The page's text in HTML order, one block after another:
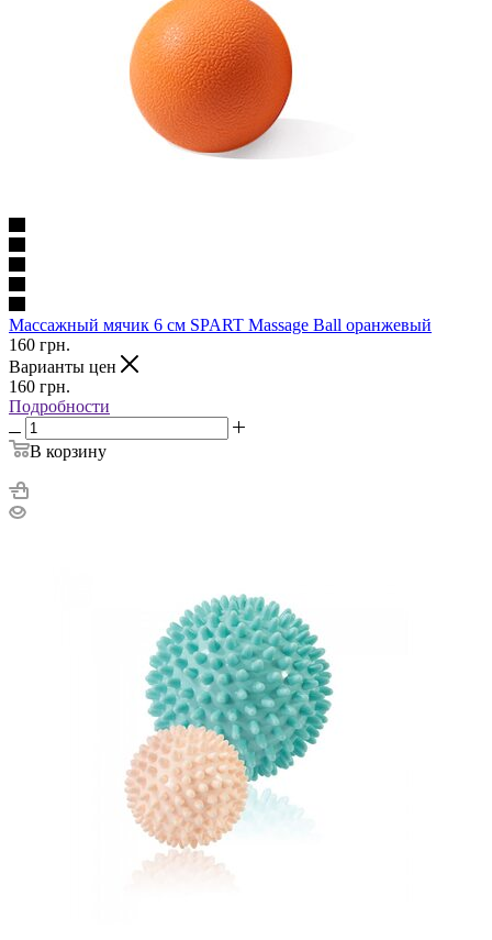
Массажный мячик 6 см SPART Massage Ball оранжевый
160 грн.
Варианты цен
160 грн.
Подробности
В корзину